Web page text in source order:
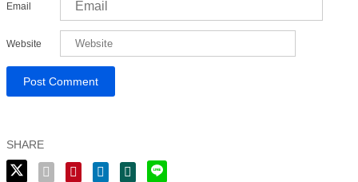
Email
Website